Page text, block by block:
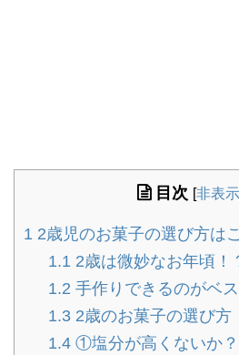
目次 [非表示
1 2歳児のお菓子の選び方は
1.1 2歳は微妙なお年頃！
1.2 手作りできるのがベ
1.3 2歳のお菓子の選び方
1.4 ①塩分が高くないか？